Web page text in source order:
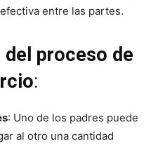
entre las partes.
proceso de
:
: Uno de los padres puede
al otro una cantidad